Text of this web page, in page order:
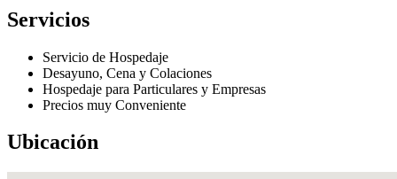
Servicios
Servicio de Hospedaje
Desayuno, Cena y Colaciones
Hospedaje para Particulares y Empresas
Precios muy Conveniente
Ubicación